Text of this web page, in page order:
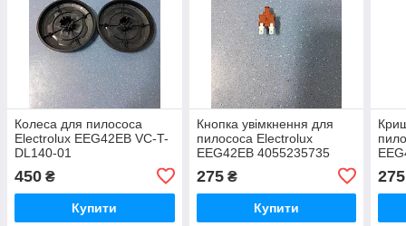
Колеса для пилососа
Electrolux EEG42EB VC-T-
DL140-01
450 ₴
Купити
Кнопка увімкнення для
пилососа Electrolux
EEG42EB 4055235735
275₴
Купити
275